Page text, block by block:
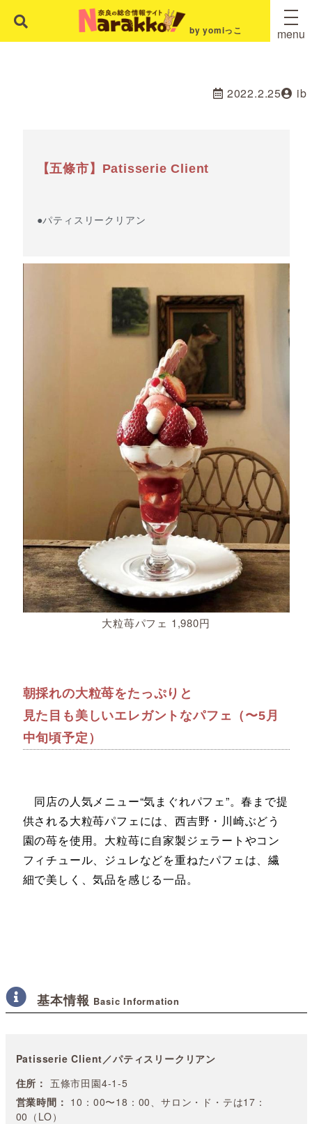
by yomiっこ menu
2022.2.25 ib
【五條市】Patisserie Client
●パティスリークリアン
大粒苺パフェ 1,980円
朝採れの大粒苺をたっぷりと
見た目も美しいエレガントなパフェ（〜5月
中旬頃予定）
同店の人気メニュー“気まぐれパフェ”。春まで提
供される大粒苺パフェには、西吉野・川崎ぶどう
園の苺を使用。大粒苺に自家製ジェラートやコン
フィチュール、ジュレなどを重ねたパフェは、繊
細で美しく、気品を感じる一品。
基本情報 Basic Information
Patisserie Client／パティスリークリアン
住所： 五條市田園4-1-5
営業時間： 10：00〜18：00、サロン・ド・テは17：
00（LO）